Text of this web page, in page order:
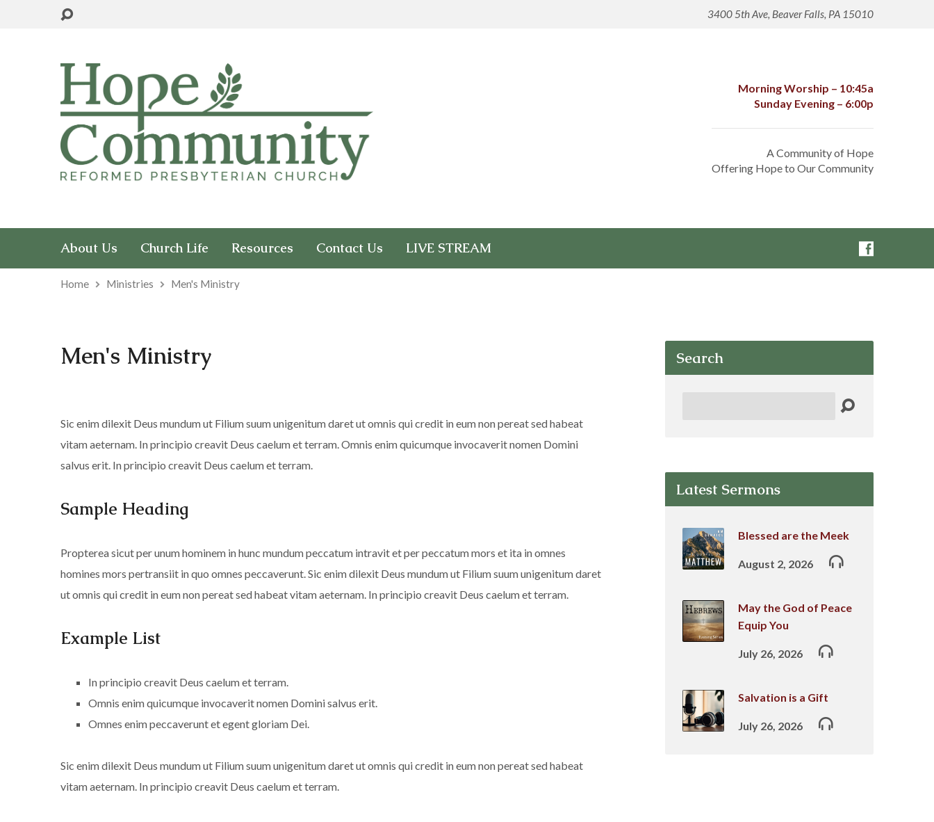
3400 5th Ave, Beaver Falls, PA 15010
Morning Worship – 10:45a
Sunday Evening – 6:00p
A Community of Hope
Offering Hope to Our Community
About Us Church Life Resources Contact Us LIVE STREAM
Home Ministries Men's Ministry
Men's Ministry
Sic enim dilexit Deus mundum ut Filium suum unigenitum daret ut omnis qui credit in eum non pereat sed habeat
vitam aeternam. In principio creavit Deus caelum et terram. Omnis enim quicumque invocaverit nomen Domini
salvus erit. In principio creavit Deus caelum et terram.
Sample Heading
Propterea sicut per unum hominem in hunc mundum peccatum intravit et per peccatum mors et ita in omnes
homines mors pertransiit in quo omnes peccaverunt. Sic enim dilexit Deus mundum ut Filium suum unigenitum daret
ut omnis qui credit in eum non pereat sed habeat vitam aeternam. In principio creavit Deus caelum et terram.
Example List
In principio creavit Deus caelum et terram.
Omnis enim quicumque invocaverit nomen Domini salvus erit.
Omnes enim peccaverunt et egent gloriam Dei.
Sic enim dilexit Deus mundum ut Filium suum unigenitum daret ut omnis qui credit in eum non pereat sed habeat
vitam aeternam. In principio creavit Deus caelum et terram.
Search
Latest Sermons
Blessed are the Meek
August 2, 2026
May the God of Peace
Equip You
July 26, 2026
Salvation is a Gift
July 26, 2026